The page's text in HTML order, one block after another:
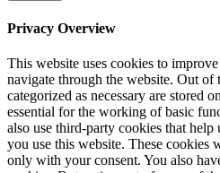
Privacy Overview
This website uses cookies to
navigate through the website. Out of
categorized as necessary are stored
essential for the working of basic
also use third-party cookies that help
you use this website. These cookies
only with your consent. You also